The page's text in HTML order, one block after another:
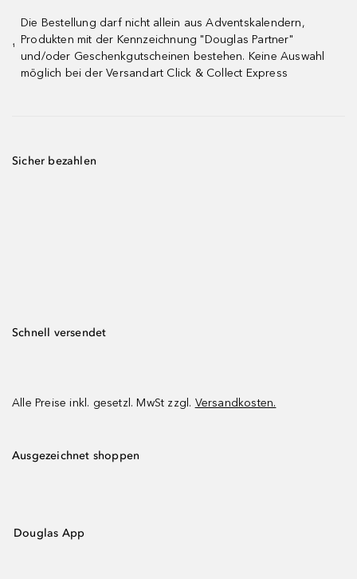
¹
Die Bestellung darf nicht allein aus Adventskalendern,
Produkten mit der Kennzeichnung "Douglas Partner"
und/oder Geschenkgutscheinen bestehen. Keine Auswahl
möglich bei der Versandart Click & Collect Express
Sicher bezahlen
Schnell versendet
Alle Preise inkl. gesetzl. MwSt zzgl. Versandkosten.
Ausgezeichnet shoppen
Douglas App